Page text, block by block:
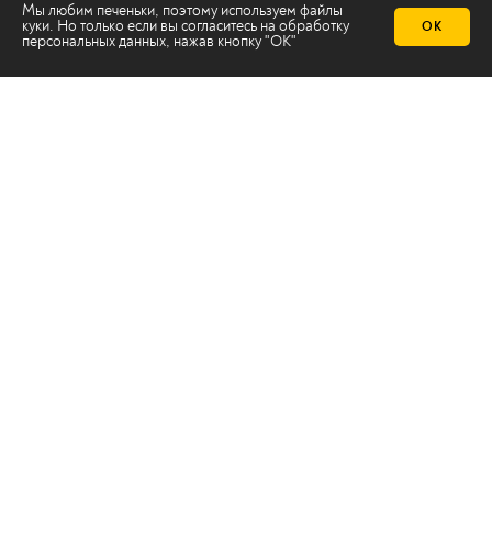
Мы любим печеньки, поэтому используем файлы
куки. Но только если вы согласитесь на обработку
персональных данных, нажав кнопку "ОК"
ОК